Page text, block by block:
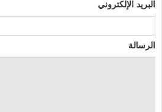
البريد الإلكتروني
الرسالة